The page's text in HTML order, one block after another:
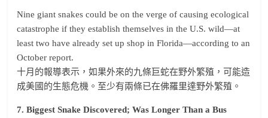
Nine giant snakes could be on the verge of causing ecological
catastrophe if they establish themselves in the U.S. wild—at
least two have already set up shop in Florida—according to an
October report.
十月的報導表示，如果外來的九條巨蛇在野外繁殖，可能造
成美國的生態危機。至少有兩條已在佛羅里達野外繁殖。
7. Biggest Snake Discovered; Was Longer Than a Bus